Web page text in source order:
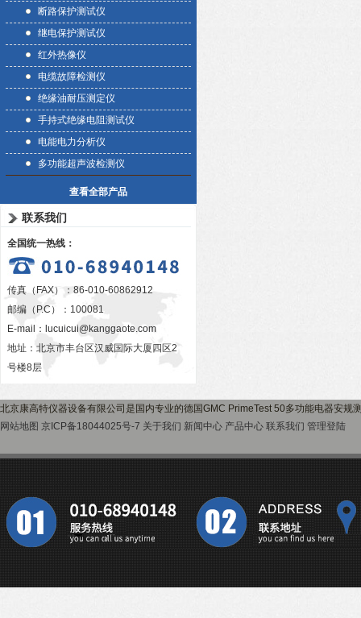
断路保护测试仪
继电保护测试仪
红外热像仪
电缆故障检测仪
绝缘油耐压测定仪
手持式绝缘电阻测试仪
电能电力分析仪
多功能超声波检测仪
查看全部产品
联系我们
全国统一热线：
传真（FAX）：86-010-60862912
邮编（P.C）：100081
E-mail： lucuicui@kanggaote.com
地址：北京市丰台区汉威国际大厦四区2
号楼8层
北京康高特仪器设备有限公司是国内专业的德国GMC PrimeTest 50多功能电器安规
网站地图 京ICP备18044025号-7 关于我们 新闻中心 产品中心 联系我们 管理登陆